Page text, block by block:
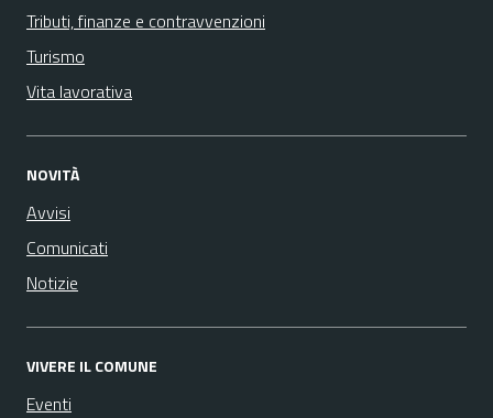
Tributi, finanze e contravvenzioni
Turismo
Vita lavorativa
NOVITÀ
Avvisi
Comunicati
Notizie
VIVERE IL COMUNE
Eventi